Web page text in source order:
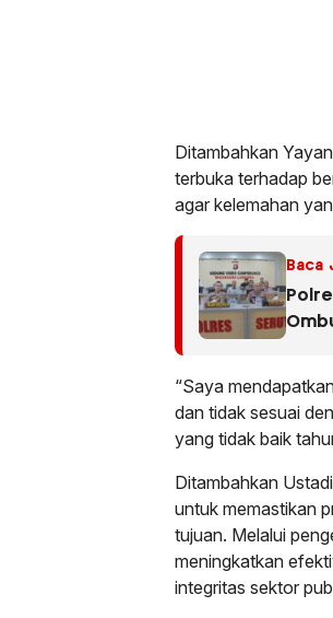
Ditambahkan
terbuka terhadap
agar kelemahan
Baca
“Saya
dan tidak sesuai
yang tidak baik
Ditambahkan
untuk memastikan
tujuan. Melalui
meningkatkan
integritas sektor